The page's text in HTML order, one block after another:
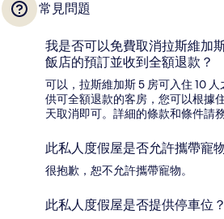
常見問題
我是否可以免費取消拉斯維加
飯店的預訂並收到全額退款？
可以，拉斯維加斯 5 房可入住 10
供可全額退款的客房，您可以根據
天取消即可。詳細的條款和條件請
此私人度假屋是否允許攜帶寵
很抱歉，恕不允許攜帶寵物。
此私人度假屋是否提供停車位？